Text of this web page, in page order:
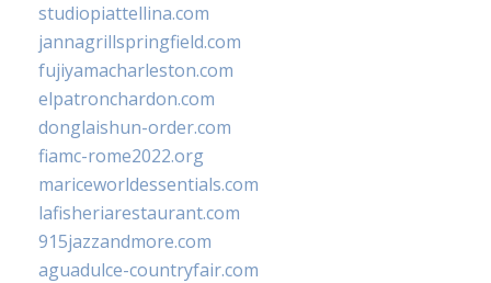
studiopiattellina.com
jannagrillspringfield.com
fujiyamacharleston.com
elpatronchardon.com
donglaishun-order.com
fiamc-rome2022.org
mariceworldessentials.com
lafisheriarestaurant.com
915jazzandmore.com
aguadulce-countryfair.com